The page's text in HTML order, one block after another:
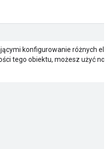
konfigurowanie różnych
tego obiektu, możesz użyć